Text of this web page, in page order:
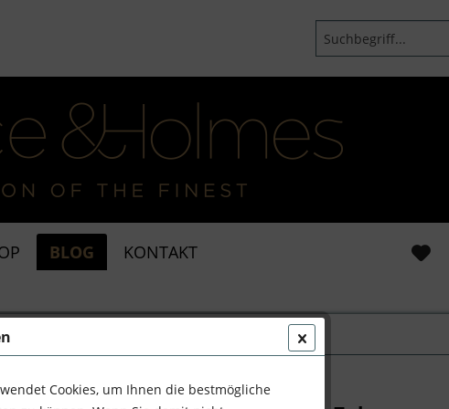
BLOG KONTAKT
für ein Grüneres Zuhause
Cookies, um Ihnen die bestmögliche